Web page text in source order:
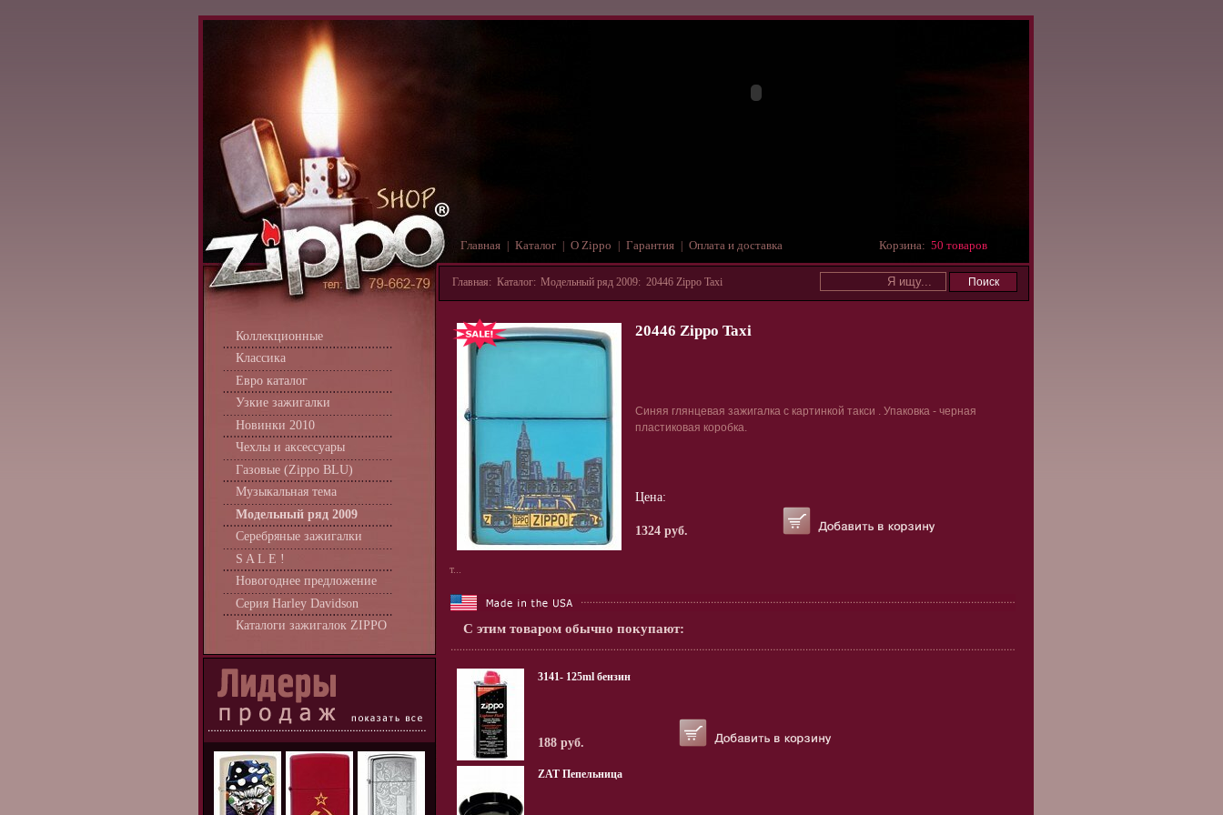
Главная Каталог О Zippo Гарантия Оплата и доставка Корзина: 50 товаров
Коллекционные
Классика
Евро каталог
Узкие зажигалки
Новинки 2010
Чехлы и аксессуары
Газовые (Zippo BLU)
Музыкальная тема
Модельный ряд 2009
Серебряные зажигалки
S A L E !
Новогоднее предложение
Серия Harley Davidson
Каталоги зажигалок ZIPPO
Главная: Каталог: Модельный ряд 2009: 20446 Zippo Taxi
20446 Zippo Taxi
Синяя глянцевая зажигалка с картинкой такси . Упаковка - черная
пластиковая коробка.
Цена:
1324 руб.
т...
С этим товаром обычно покупают:
3141- 125ml бензин
188 руб.
ZAT Пепельница